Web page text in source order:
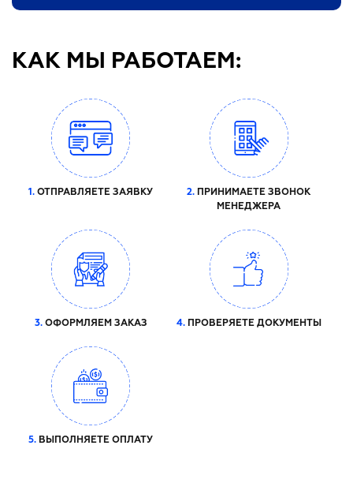
КАК МЫ РАБОТАЕМ:
1. ОТПРАВЛЯЕТЕ ЗАЯВКУ 2. ПРИНИМАЕТЕ ЗВОНОК
МЕНЕДЖЕРА
3.ОФОРМЛЯЕМ ЗАКАЗ 4.ПРОВЕРЯЕТЕ ДОКУМЕНТЫ
5. ВЫПОЛНЯЕТЕ ОПЛАТУ